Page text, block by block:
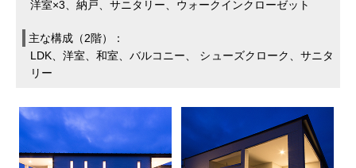
洋室×3、納戸、サニタリー、ウォークインクローゼット
主な構成（2階）：
LDK、洋室、和室、バルコニー、 シューズクローク、サニタ
リー